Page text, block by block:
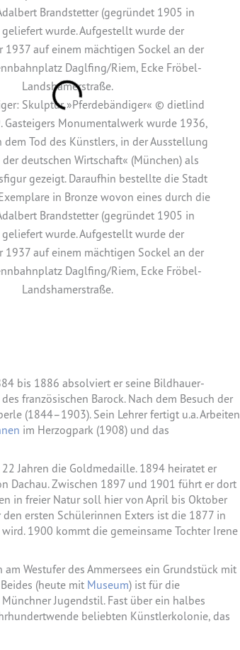
Skulptur »Pferdebändiger« © dietlind
Gasteigers Monumentalwerk wurde 1936,
dem Tod des Künstlers, in der Ausstellung
der deutschen Wirtschaft« (München) als
gezeigt. Daraufhin bestellte die Stadt
in Bronze wovon eines durch die
Brandstetter (gegründet 1905 in
geliefert wurde. Aufgestellt wurde der
1937 auf einem mächtigen Sockel an der
Daglfing/Riem, Ecke Fröbel-
Landshamerstraße.
bis 1886 absolviert er seine Bildhauer-
französischen Barock. Nach dem Besuch der
(1844–1903). Sein Lehrer fertigt u.a. Arbeiten
im Herzogpark (1908) und das
Jahren die Goldmedaille. 1894 heiratet er
Dachau. Zwischen 1897 und 1901 führt er dort
in freier Natur soll hier von April bis Oktober
ersten Schülerinnen Exters ist die 1877 in
1900 kommt die gemeinsame Tochter Irene
Westufer des Ammersees ein Grundstück mit
(heute mit Museum) ist für die
Jugendstil. Fast über ein halbes
beliebten Künstlerkolonie, das